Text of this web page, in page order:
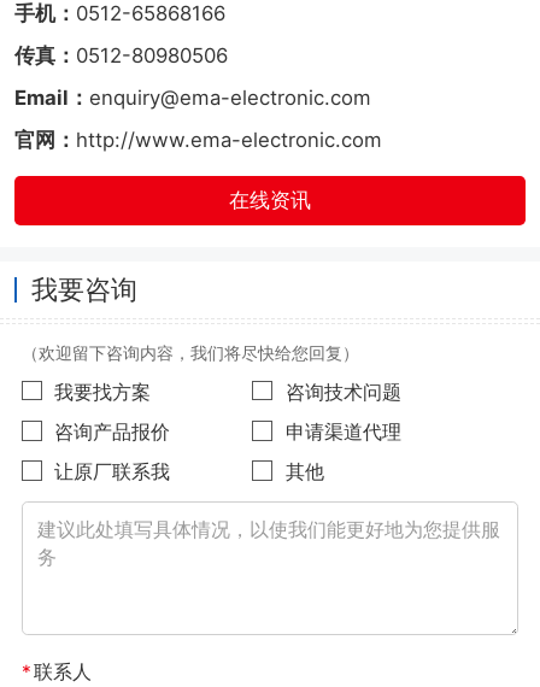
手机： 0512-65868166
传真： 0512-80980506
Email： enquiry@ema-electronic.com
官网： http://www.ema-electronic.com
在线资讯
我要咨询
（欢迎留下咨询内容，我们将尽快给您回复）
我要找方案
咨询技术问题
咨询产品报价
申请渠道代理
让原厂联系我
其他
*联系人